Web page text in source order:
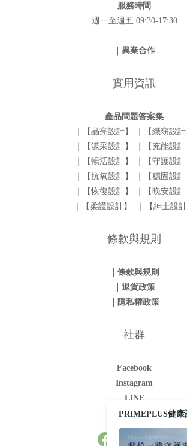
服務時間
週一至週五 09:30-17:30
｜異業合作
實用資訊
產品問題答案集
｜【晶亮設計】
｜【纖窈設計
｜【漾采設計】
｜【充能設計
｜【暢活設計】
｜【守護設計
｜【抗氧設計】
｜【穩固設計
｜【恢復設計】
｜【晚安設計
｜【柔護設計】
｜【紳士設計
條款與規則
｜條款與規則
｜退貨政策
｜隱私權政策
社群
Facebook
Instagram
LINE
Youtube
PRIMEPLUS健康